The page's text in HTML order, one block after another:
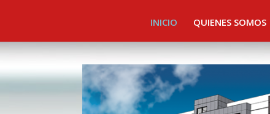
INICIO QUIENES SOMOS